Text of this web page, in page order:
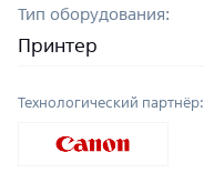
Тип оборудования:
Принтер
Технологический партнёр: